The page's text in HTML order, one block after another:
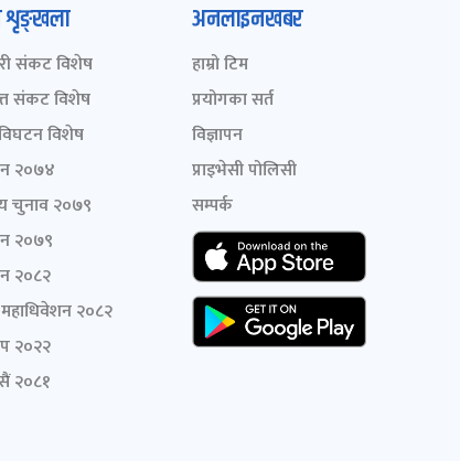
शृङ्खला
संकट विशेष
संकट विशेष
विशेष
२०७४
चुनाव २०७९
२०७९
२०८२
२०८२
२०२२
२०८१
अनलाइनखबर
हाम्रो टिम
प्रयोगका सर्त
विज्ञापन
प्राइभेसी पोलिसी
सम्पर्क